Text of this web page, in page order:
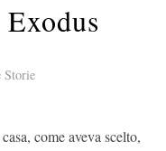
Storie
come aveva scelto,